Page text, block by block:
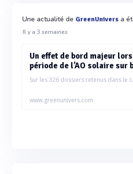
Une actualité de GreenUnivers a
Il y a 3 semaines
Un effet de bord majeur
période de l’AO solaire sur
Sur les 326 dossiers retenus dans le
www.greenunivers.com